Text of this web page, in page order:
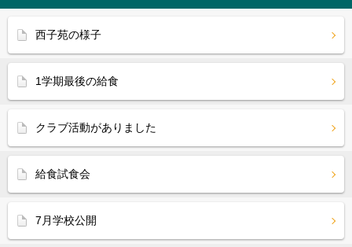
西子苑の様子
1学期最後の給食
クラブ活動がありました
給食試食会
7月学校公開